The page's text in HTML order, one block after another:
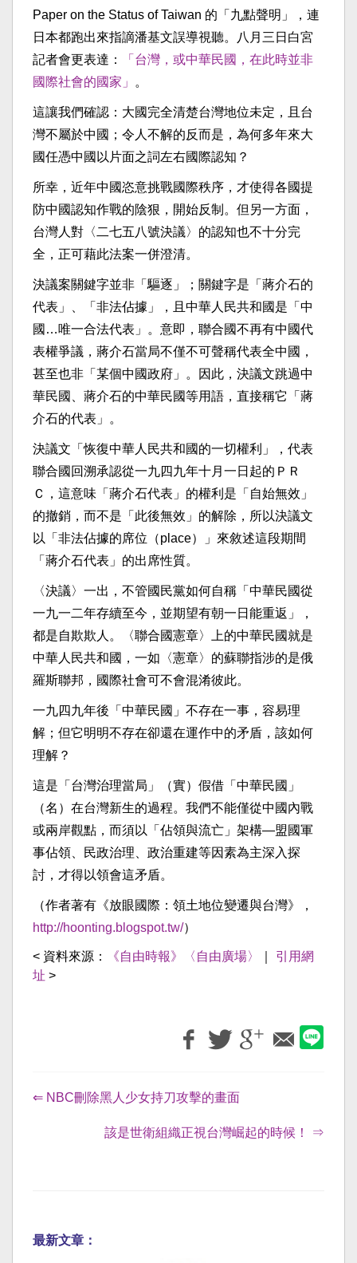
Paper on the Status of Taiwan 的「九點聲明」，連
日本都跑出來指謫潘基文誤導視聽。八月三日白宮
記者會更表達：
「台灣，或中華民國，在此時並非
國際社會的國家」
。
這讓我們確認：大國完全清楚台灣地位未定，且台
灣不屬於中國；令人不解的反而是，為何多年來大
國任憑中國以片面之詞左右國際認知？
所幸，近年中國恣意挑戰國際秩序，才使得各國提
防中國認知作戰的陰狠，開始反制。但另一方面，
台灣人對〈二七五八號決議〉的認知也不十分完
全，正可藉此法案一併澄清。
決議案關鍵字並非「驅逐」；關鍵字是「蔣介石的
代表」、「非法佔據」，且中華人民共和國是「中
國…唯一合法代表」。意即，聯合國不再有中國代
表權爭議，蔣介石當局不僅不可聲稱代表全中國，
甚至也非「某個中國政府」。因此，決議文跳過中
華民國、蔣介石的中華民國等用語，直接稱它「蔣
介石的代表」。
決議文「恢復中華人民共和國的一切權利」，代表
聯合國回溯承認從一九四九年十月一日起的ＰＲ
Ｃ，這意味「蔣介石代表」的權利是「自始無效」
的撤銷，而不是「此後無效」的解除，所以決議文
以「非法佔據的席位（place）」來敘述這段期間
「蔣介石代表」的出席性質。
〈決議〉一出，不管國民黨如何自稱「中華民國從
一九一二年存續至今，並期望有朝一日能重返」，
都是自欺欺人。〈聯合國憲章〉上的中華民國就是
中華人民共和國，一如〈憲章〉的蘇聯指涉的是俄
羅斯聯邦，國際社會可不會混淆彼此。
一九四九年後「中華民國」不存在一事，容易理
解；但它明明不存在卻還在運作中的矛盾，該如何
理解？
這是「台灣治理當局」（實）假借「中華民國」
（名）在台灣新生的過程。我們不能僅從中國內戰
或兩岸觀點，而須以「佔領與流亡」架構—盟國軍
事佔領、民政治理、政治重建等因素為主深入探
討，才得以領會這矛盾。
（作者著有《放眼國際：領土地位變遷與台灣》，
http://hoonting.blogspot.tw/）
< 資料來源： 《自由時報》〈自由廣場〉
引用網
址 >
⇐ NBC刪除黑人少女持刀攻擊的畫面
該是世衛組織正視台灣崛起的時候！ ⇒
最新文章：